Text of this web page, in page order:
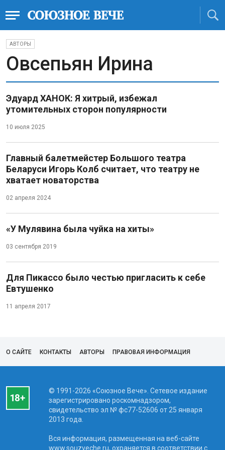
АВТОРЫ
Овсепьян Ирина
Эдуард ХАНОК: Я хитрый, избежал
утомительных сторон популярности
10 июля 2025
Главный балетмейстер Большого театра
Беларуси Игорь Колб считает, что театру не
хватает новаторства
02 апреля 2024
«У Мулявина была чуйка на хиты»
03 сентября 2019
Для Пикассо было честью пригласить к себе
Евтушенко
11 апреля 2017
О САЙТЕ КОНТАКТЫ АВТОРЫ ПРАВОВАЯ ИНФОРМАЦИЯ
© 1991-2026 «Союзное Вече». Сетевое издание
зарегистрировано роскомнадзором,
свидетельство эл № фc77-52606 от 25 января
2013 года.
Вся информация, размещенная на веб-сайте
www.souzveche.ru, охраняется в соответствии с